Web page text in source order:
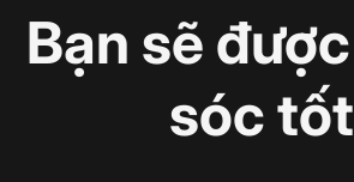
Bạn sẽ
sóc